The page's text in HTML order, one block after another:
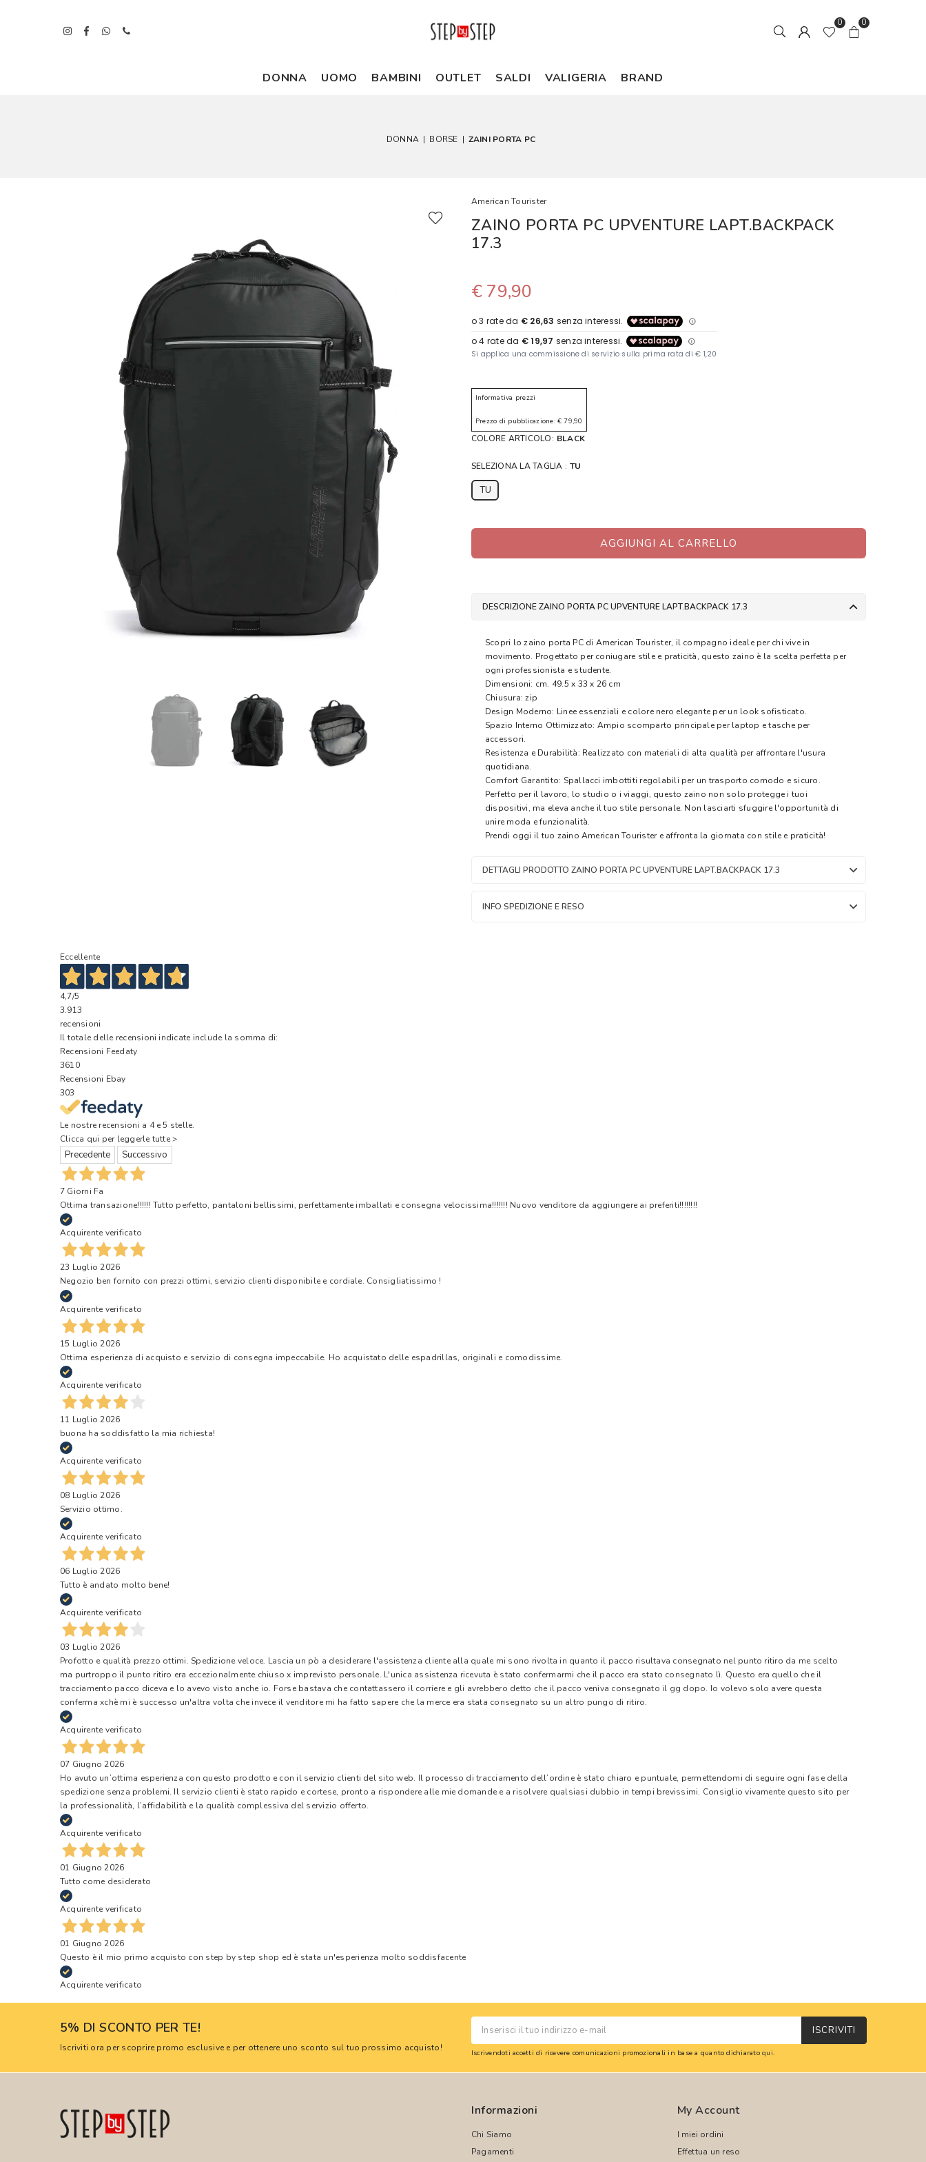
0 0
DONNA UOMO BAMBINI OUTLET SALDI VALIGERIA BRAND
DONNA | BORSE | ZAINI PORTA PC
American Tourister
ZAINO PORTA PC UPVENTURE LAPT.BACKPACK
17.3
€ 79,90
Informativa prezzi
Prezzo di pubblicazione: € 79,90
COLORE ARTICOLO: BLACK
SELEZIONA LA TAGLIA : TU
TU
AGGIUNGI AL CARRELLO
DESCRIZIONE ZAINO PORTA PC UPVENTURE LAPT.BACKPACK 17.3
Scopri lo zaino porta PC di American Tourister, il compagno ideale per chi vive in
movimento. Progettato per coniugare stile e praticità, questo zaino è la scelta perfetta per
ogni professionista e studente.
Dimensioni: cm. 49.5 x 33 x 26 cm
Chiusura: zip
Design Moderno: Linee essenziali e colore nero elegante per un look sofisticato.
Spazio Interno Ottimizzato: Ampio scomparto principale per laptop e tasche per
accessori.
Resistenza e Durabilità: Realizzato con materiali di alta qualità per affrontare l'usura
quotidiana.
Comfort Garantito: Spallacci imbottiti regolabili per un trasporto comodo e sicuro.
Perfetto per il lavoro, lo studio o i viaggi, questo zaino non solo protegge i tuoi
dispositivi, ma eleva anche il tuo stile personale. Non lasciarti sfuggire l'opportunità di
unire moda e funzionalità.
Prendi oggi il tuo zaino American Tourister e affronta la giornata con stile e praticità!
DETTAGLI PRODOTTO ZAINO PORTA PC UPVENTURE LAPT.BACKPACK 17.3
INFO SPEDIZIONE E RESO
Eccellente
4,7/5
3.913
recensioni
Il totale delle recensioni indicate include la somma di:
Recensioni Feedaty
3610
Recensioni Ebay
303
Le nostre recensioni a 4 e 5 stelle.
Clicca qui per leggerle tutte >
Precedente Successivo
7 Giorni Fa
Ottima transazione!!!!!! Tutto perfetto, pantaloni bellissimi, perfettamente imballati e consegna velocissima!!!!!!! Nuovo venditore da aggiungere ai preferiti!!!!!!!!
Acquirente verificato
23 Luglio 2026
Negozio ben fornito con prezzi ottimi, servizio clienti disponibile e cordiale. Consigliatissimo !
Acquirente verificato
15 Luglio 2026
Ottima esperienza di acquisto e servizio di consegna impeccabile. Ho acquistato delle espadrillas, originali e comodissime.
Acquirente verificato
11 Luglio 2026
buona ha soddisfatto la mia richiesta!
Acquirente verificato
08 Luglio 2026
Servizio ottimo.
Acquirente verificato
06 Luglio 2026
Tutto è andato molto bene!
Acquirente verificato
03 Luglio 2026
Profotto e qualità prezzo ottimi. Spedizione veloce. Lascia un pò a desiderare l'assistenza cliente alla quale mi sono rivolta in quanto il pacco risultava consegnato nel punto ritiro da me scelto
ma purtroppo il punto ritiro era eccezionalmente chiuso x imprevisto personale. L'unica assistenza ricevuta è stato confermarmi che il pacco era stato consegnato lì. Questo era quello che il
tracciamento pacco diceva e lo avevo visto anche io. Forse bastava che contattassero il corriere e gli avrebbero detto che il pacco veniva consegnato il gg dopo. Io volevo solo avere questa
conferma xchè mi è successo un'altra volta che invece il venditore mi ha fatto sapere che la merce era stata consegnato su un altro pungo di ritiro.
Acquirente verificato
07 Giugno 2026
Ho avuto un’ottima esperienza con questo prodotto e con il servizio clienti del sito web. Il processo di tracciamento dell’ordine è stato chiaro e puntuale, permettendomi di seguire ogni fase della
spedizione senza problemi. Il servizio clienti è stato rapido e cortese, pronto a rispondere alle mie domande e a risolvere qualsiasi dubbio in tempi brevissimi. Consiglio vivamente questo sito per
la professionalità, l’affidabilità e la qualità complessiva del servizio offerto.
Acquirente verificato
01 Giugno 2026
Tutto come desiderato
Acquirente verificato
01 Giugno 2026
Questo è il mio primo acquisto con step by step shop ed è stata un'esperienza molto soddisfacente
Acquirente verificato
5% DI SCONTO PER TE!
Iscriviti ora per scoprire promo esclusive e per ottenere uno sconto sul tuo prossimo acquisto!
ISCRIVITI
Iscrivendoti accetti di ricevere comunicazioni promozionali in base a quanto dichiaratoqui.
Informazioni
Chi Siamo
Pagamenti
My Account
I miei ordini
Effettua un reso